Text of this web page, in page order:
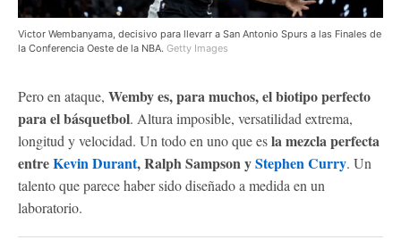
Victor Wembanyama, decisivo para llevarr a San Antonio Spurs a las Finales de
la Conferencia Oeste de la NBA. Getty Images
Pero en ataque, Wemby es, para muchos, el biotipo perfecto
para el básquetbol. Altura imposible, versatilidad extrema,
longitud y velocidad. Un todo en uno que esla mezcla perfecta
entreKevin Durant, Ralph Sampson yStephen Curry. Un
talento que parece haber sido diseñado a medida en un
laboratorio.